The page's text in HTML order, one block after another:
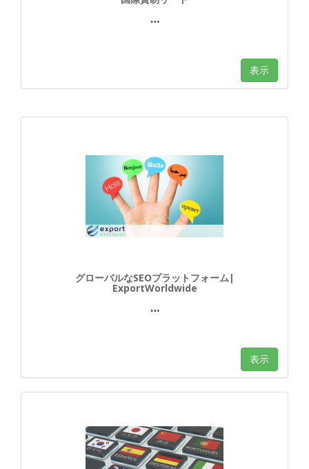
…
表示
グローバルなSEOプラットフォーム|
ExportWorldwide
…
表示